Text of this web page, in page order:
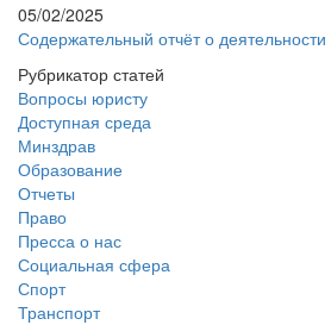
05/02/2025
Содержательный отчёт о
Рубрикатор статей
Вопросы юристу
Доступная среда
Минздрав
Образование
Отчеты
Право
Пресса о нас
Социальная сфера
Спорт
Транспорт